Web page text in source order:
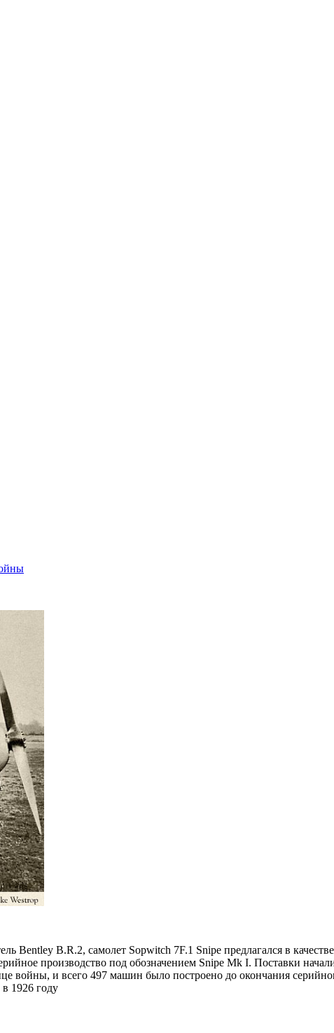
Bentley B.R.2, самолет Sopwitch 7F.1 Snipe предлагался в
производство под обозначением Snipe Mk I. Поставки
и всего 497 машин было построено до окончания
1926 году